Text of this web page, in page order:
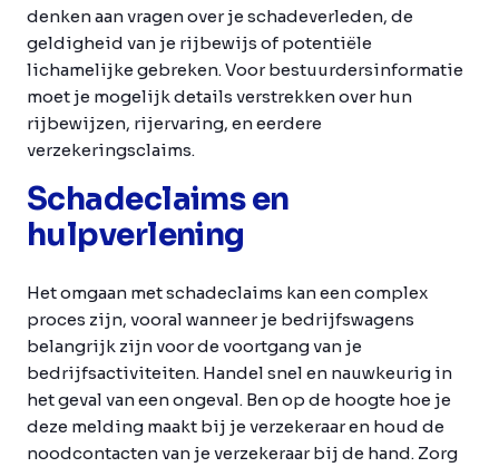
denken aan vragen over je schadeverleden, de
geldigheid van je rijbewijs of potentiële
lichamelijke gebreken. Voor bestuurdersinformatie
moet je mogelijk details verstrekken over hun
rijbewijzen, rijervaring, en eerdere
verzekeringsclaims.
Schadeclaims en
hulpverlening
Het omgaan met schadeclaims kan een complex
proces zijn, vooral wanneer je bedrijfswagens
belangrijk zijn voor de voortgang van je
bedrijfsactiviteiten. Handel snel en nauwkeurig in
het geval van een ongeval. Ben op de hoogte hoe je
deze melding maakt bij je verzekeraar en houd de
noodcontacten van je verzekeraar bij de hand. Zorg